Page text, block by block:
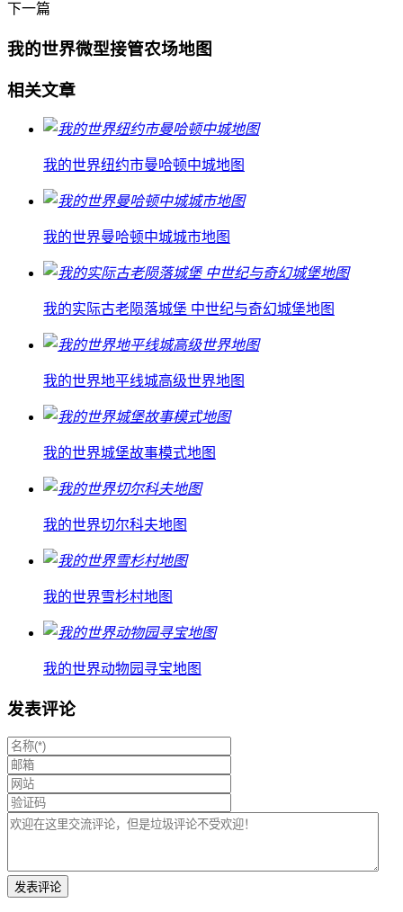
下一篇
我的世界微型接管农场地图
相关文章
我的世界纽约市曼哈顿中城地图
我的世界曼哈顿中城城市地图
我的实际古老陨落城堡 中世纪与奇幻城堡地图
我的世界地平线城高级世界地图
我的世界城堡故事模式地图
我的世界切尔科夫地图
我的世界雪杉村地图
我的世界动物园寻宝地图
发表评论